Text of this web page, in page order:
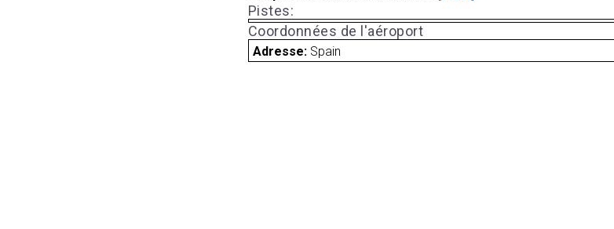
Pistes:
Coordonnées de l'aéroport
Adresse: Spain